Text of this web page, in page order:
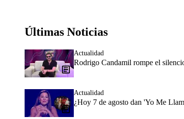
Últimas Noticias
Actualidad
Rodrigo Candamil rompe el
Actualidad
¿Hoy 7 de agosto dan 'Yo Me